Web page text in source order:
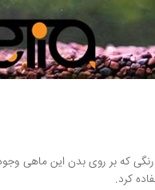
که بر روی بدن این ماهی
کرد.